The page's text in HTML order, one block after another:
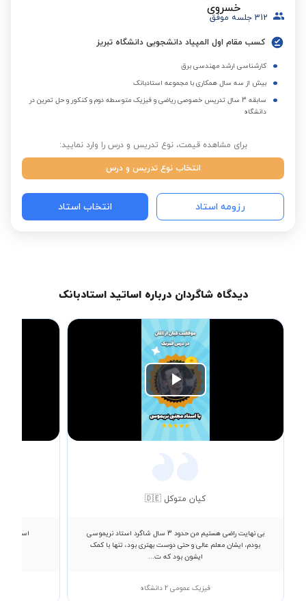
312 جلسه موفق
کسب مقام اول المپیاد دانشجویی دانشگاه تبریز
کارشناسی ارشد مهندسی برق
بیش از سه سال همکاری با مجموعه استادبانک
سابقه 3 سال تدریس خصوصی ریاضی و فیزیک متوسطه دوم و کنکور و حل تمرین در
دانشگاه
برای مشاهده قیمت، نوع تدریس و درس را وارد نمایید:
انتخاب نوع تدریس و درس
رزومه استاد انتخاب استاد
دیدگاه شاگردان درباره اساتید استادبانک
Play
Video
کیان متوکل 🇩🇪
بی نهایت راضی هستیم من حدود 3 سال شاگرد استاد نریموسی
بودم، ایشان معلم عالی و حتی دوست بهتری بود، تنها با کمک
ایشون بود که ت...
فیزیک عمومی 2 دانشگاه
استاد